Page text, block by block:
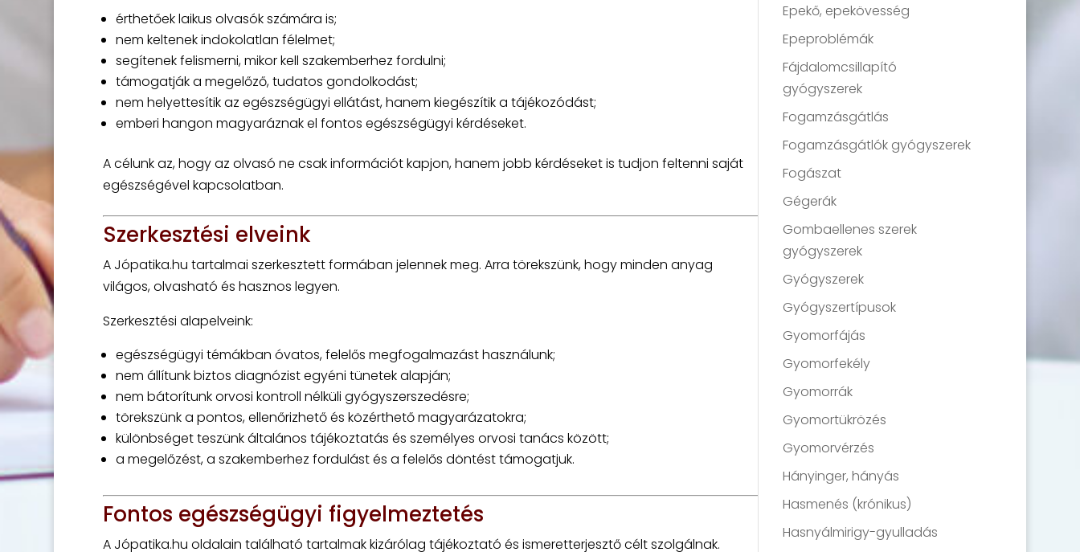
érthetőek laikus olvasók számára is;
nem keltenek indokolatlan félelmet;
segítenek felismerni, mikor kell szakemberhez fordulni;
támogatják a megelőző, tudatos gondolkodást;
nem helyettesítik az egészségügyi ellátást, hanem kiegészítik a tájékozódást;
emberi hangon magyaráznak el fontos egészségügyi kérdéseket.
A célunk az, hogy az olvasó ne csak információt kapjon, hanem jobb kérdéseket is tudjon feltenni saját
egészségével kapcsolatban.
Szerkesztési elveink
A Jópatika.hu tartalmai szerkesztett formában jelennek meg. Arra törekszünk, hogy minden anyag
világos, olvasható és hasznos legyen.
Szerkesztési alapelveink:
egészségügyi témákban óvatos, felelős megfogalmazást használunk;
nem állítunk biztos diagnózist egyéni tünetek alapján;
nem bátorítunk orvosi kontroll nélküli gyógyszerszedésre;
törekszünk a pontos, ellenőrizhető és közérthető magyarázatokra;
különbséget teszünk általános tájékoztatás és személyes orvosi tanács között;
a megelőzést, a szakemberhez fordulást és a felelős döntést támogatjuk.
Fontos egészségügyi figyelmeztetés
A Jópatika.hu oldalain található tartalmak kizárólag tájékoztató és ismeretterjesztő célt szolgálnak.
Epekő, epekövesség
Epeproblémák
Fájdalomcsillapító
gyógyszerek
Fogamzásgátlás
Fogamzásgátlók gyógyszerek
Fogászat
Gégerák
Gombaellenes szerek
gyógyszerek
Gyógyszerek
Gyógyszertípusok
Gyomorfájás
Gyomorfekély
Gyomorrák
Gyomortükrözés
Gyomorvérzés
Hányinger, hányás
Hasmenés (krónikus)
Hasnyálmirigy-gyulladás